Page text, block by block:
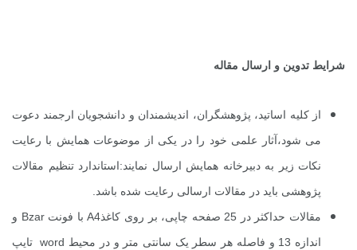
شرایط تدوین و ارسال مقاله
از کلیه اساتید، پژوهشگران، اندیشمندان و دانشجویان ارجمند دعوت
می شود،آثار علمی خود را در یکی از موضوعات همایش با رعایت
نکات زیر به دبیرخانه همایش ارسال نمایند:استاندارد تنظیم مقالات
پژوهشی باید در مقالات ارسالی رعایت شده باشد.
مقالات حداکثر در 25 صفحه چاپی، بر روی کاغذ
A4با فونتBzar و
اندازه 13 و فاصله هر سطر یک سانتی متر و در محیط
wordتایپ